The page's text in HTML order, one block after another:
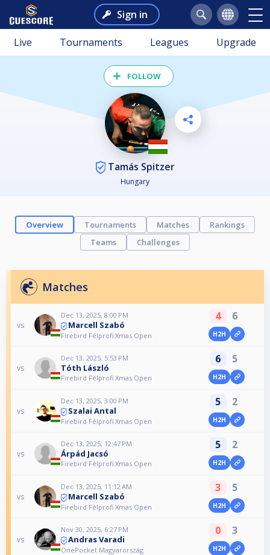
Sign in
Live Tournaments Leagues Upgrade
FOLLOW
Tamás Spitzer
Hungary
Overview Tournaments Matches
Rankings
Teams
Challenges
Matches
vs
Dec 13, 2025, 8:00 PM
Marcell Szabó
Firebird Félprofi Xmas Open
4 6
H2H
vs
Dec 13, 2025, 5:53 PM
Tóth László
Firebird Félprofi Xmas Open
6 5
H2H
vs
Dec 13, 2025, 3:00 PM
Szalai Antal
Firebird Félprofi Xmas Open
5 2
H2H
vs
Dec 13, 2025, 12:47 PM
Árpád Jacsó
Firebird Félprofi Xmas Open
5 2
H2H
vs
Dec 13, 2025, 11:12 AM
Marcell Szabó
Firebird Félprofi Xmas Open
3 5
H2H
vs
Nov 30, 2025, 6:27 PM
Andras Varadi
OnePocket Magyarország
0 3
H2H